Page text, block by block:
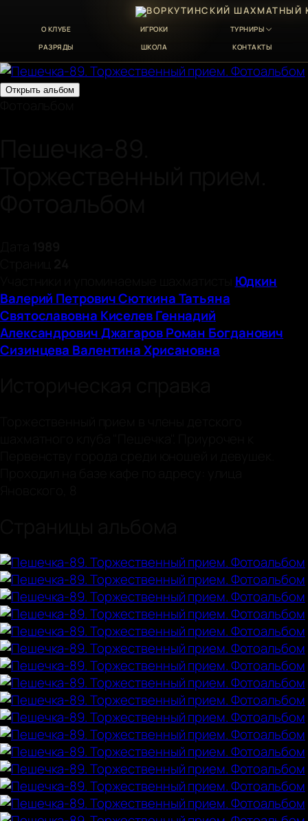
О КЛУБЕ ИГРОКИ
ТУРНИРЫ
РАЗРЯДЫ
ШКОЛА КОНТАКТЫ
Открыть альбом
Юдкин
Валерий ПетровичСюткина Татьяна
Святославовна Киселев Геннадий
АлександровичДжагаров Роман Богданович
Сизинцева Валентина Хрисановна